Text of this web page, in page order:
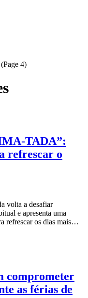
4)
TADA”:
refrescar o
volta a desafiar
e apresenta uma
refrescar os dias mais…
comprometer
as férias de